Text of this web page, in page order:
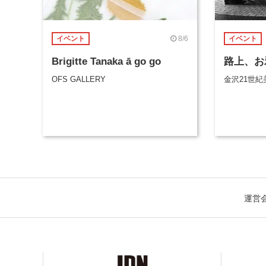
イベント 8/6
Brigitte Tanaka ā go go
OFS GALLERY
イベント
路上、
金沢21世紀
運営